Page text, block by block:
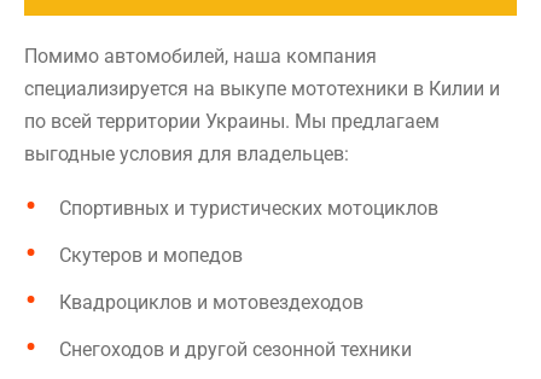
Помимо автомобилей, наша компания
специализируется на выкупе мототехники в Килии и
по всей территории Украины. Мы предлагаем
выгодные условия для владельцев:
Спортивных и туристических мотоциклов
Скутеров и мопедов
Квадроциклов и мотовездеходов
Снегоходов и другой сезонной техники